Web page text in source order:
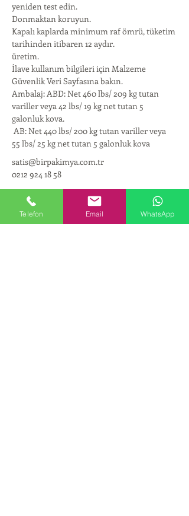
yeniden test edin.
Donmaktan koruyun.
Kapalı kaplarda minimum raf ömrü, tüketim
tarihinden itibaren 12 aydır.
üretim.
İlave kullanım bilgileri için Malzeme
Güvenlik Veri Sayfasına bakın.
Ambalaj: ABD: Net 460 lbs/ 209 kg tutan
variller veya 42 lbs/ 19 kg net tutan 5
galonluk kova.
55 lbs/ 25 kg net tutan 5 galonluk kova
satis@birpakimya.com.tr
0212 924 18 58
KURUMSAL
Telefon Email WhatsApp